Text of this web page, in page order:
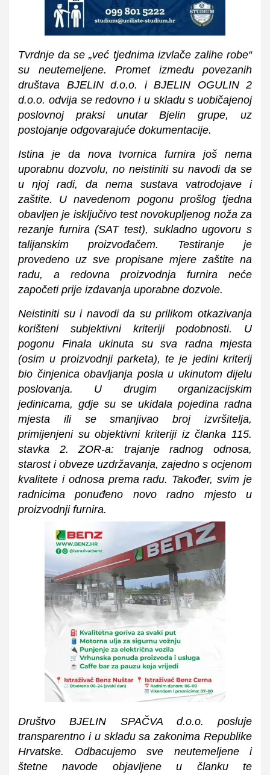
Tvrdnje da se „već tjednima izvlače zalihe robe“
su neutemeljene. Promet između povezanih
društava BJELIN d.o.o. i BJELIN OGULIN 2
d.o.o. odvija se redovno i u skladu s uobičajenoj
poslovnoj praksi unutar Bjelin grupe, uz
postojanje odgovarajuće dokumentacije.
Istina je da nova tvornica furnira još nema
uporabnu dozvolu, no neistiniti su navodi da se
u njoj radi, da nema sustava vatrodojave i
zaštite. U navedenom pogonu prošlog tjedna
obavljen je isključivo test novokupljenog noža za
rezanje furnira (SAT test), sukladno ugovoru s
talijanskim proizvođačem. Testiranje je
provedeno uz sve propisane mjere zaštite na
radu, a redovna proizvodnja furnira neće
započeti prije izdavanja uporabne dozvole.
Neistiniti su i navodi da su prilikom otkazivanja
korišteni subjektivni kriteriji podobnosti. U
pogonu Finala ukinuta su sva radna mjesta
(osim u proizvodnji parketa), te je jedini kriterij
bio činjenica obavljanja posla u ukinutom dijelu
poslovanja. U drugim organizacijskim
jedinicama, gdje su se ukidala pojedina radna
mjesta ili se smanjivao broj izvršitelja,
primijenjeni su objektivni kriteriji iz članka 115.
stavka 2. ZOR-a: trajanje radnog odnosa,
starost i obveze uzdržavanja, zajedno s ocjenom
kvalitete i odnosa prema radu. Također, svim je
radnicima ponuđeno novo radno mjesto u
proizvodnji furnira.
Društvo BJELIN SPAČVA d.o.o. posluje
transparentno i u skladu sa zakonima Republike
Hrvatske. Odbacujemo sve neutemeljene i
štetne navode objavljene u članku te